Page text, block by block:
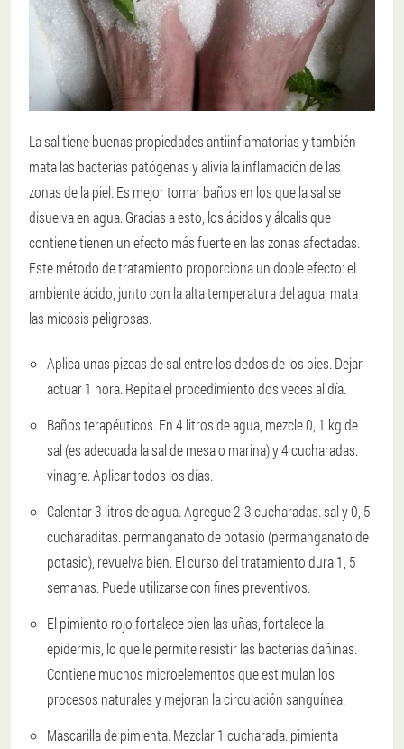
La sal tiene buenas propiedades antiinflamatorias y también
mata las bacterias patógenas y alivia la inflamación de las
zonas de la piel. Es mejor tomar baños en los que la sal se
disuelva en agua. Gracias a esto, los ácidos y álcalis que
contiene tienen un efecto más fuerte en las zonas afectadas.
Este método de tratamiento proporciona un doble efecto: el
ambiente ácido, junto con la alta temperatura del agua, mata
las micosis peligrosas.
Aplica unas pizcas de sal entre los dedos de los pies. Dejar
actuar 1 hora. Repita el procedimiento dos veces al día.
Baños terapéuticos. En 4 litros de agua, mezcle 0, 1 kg de
sal (es adecuada la sal de mesa o marina) y 4 cucharadas.
vinagre. Aplicar todos los días.
Calentar 3 litros de agua. Agregue 2-3 cucharadas. sal y 0, 5
cucharaditas. permanganato de potasio (permanganato de
potasio), revuelva bien. El curso del tratamiento dura 1, 5
semanas. Puede utilizarse con fines preventivos.
El pimiento rojo fortalece bien las uñas, fortalece la
epidermis, lo que le permite resistir las bacterias dañinas.
Contiene muchos microelementos que estimulan los
procesos naturales y mejoran la circulación sanguínea.
Mascarilla de pimienta. Mezclar 1 cucharada. pimienta